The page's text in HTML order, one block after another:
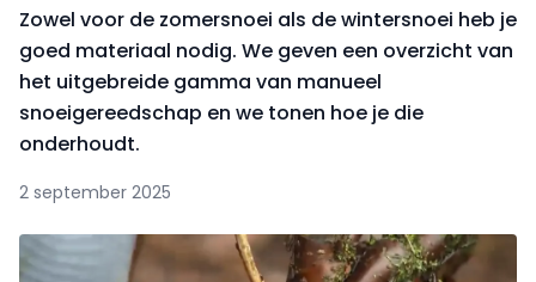
Zowel voor de zomersnoei als de wintersnoei heb je
goed materiaal nodig. We geven een overzicht van
het uitgebreide gamma van manueel
snoeigereedschap en we tonen hoe je die
onderhoudt.
2 september 2025